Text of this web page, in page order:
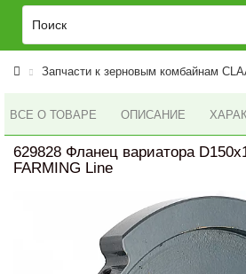
Запчасти к зерновым комбайнам
ВСЕ О ТОВАРЕ ОПИСАНИЕ
629828 Фланец вариатора
FARMING Line